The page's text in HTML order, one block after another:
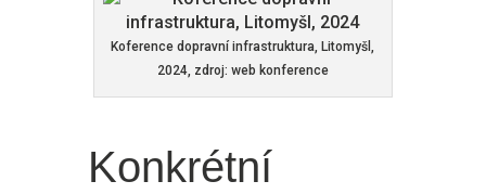
Koference dopravní infrastruktura, Litomyšl,
2024, zdroj: web konference
Konkrétní